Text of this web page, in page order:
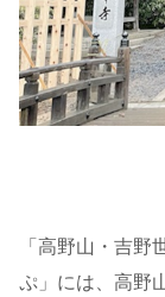
「高野山・吉野
ぷ」には、高野